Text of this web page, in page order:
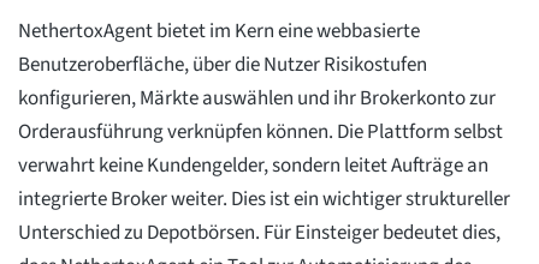
NethertoxAgent bietet im Kern eine webbasierte
Benutzeroberfläche, über die Nutzer Risikostufen
konfigurieren, Märkte auswählen und ihr Brokerkonto zur
Orderausführung verknüpfen können. Die Plattform selbst
verwahrt keine Kundengelder, sondern leitet Aufträge an
integrierte Broker weiter. Dies ist ein wichtiger struktureller
Unterschied zu Depotbörsen. Für Einsteiger bedeutet dies,